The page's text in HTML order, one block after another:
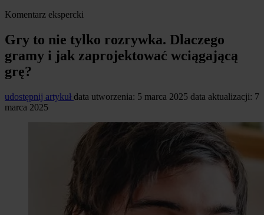
Komentarz ekspercki
Gry to nie tylko rozrywka. Dlaczego
gramy i jak zaprojektować wciągającą
grę?
udostępnij artykuł data utworzenia: 5 marca 2025 data aktualizacji: 7
marca 2025